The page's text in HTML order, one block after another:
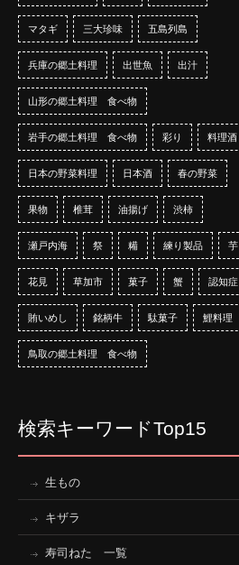
マタギ 三大珍味 五島列島
兵庫の郷土料理 出世魚 出汁
山形の郷土料理 食べ物
岩手の郷土料理 食べ物 彩り 料理酒
日本の野菜料理 日本酒 春の野菜
果物 椎茸 油揚げ 渋柿
瀬戸内海 祭 糒 練り製品 芋
花見 草加市 菓子 蟹 認知症
賄いめし 銘柄牛 駄菓子 鯉料理
鳥取の郷土料理 食べ物
検索キーワードTop15
生もの
キザラ
寿司ねた 一覧